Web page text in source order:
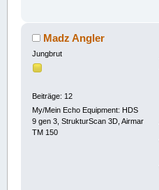
Madz Angler
Jungbrut
Beiträge: 12
My/Mein Echo Equipment: HDS
9 gen 3, StrukturScan 3D, Airmar
TM 150